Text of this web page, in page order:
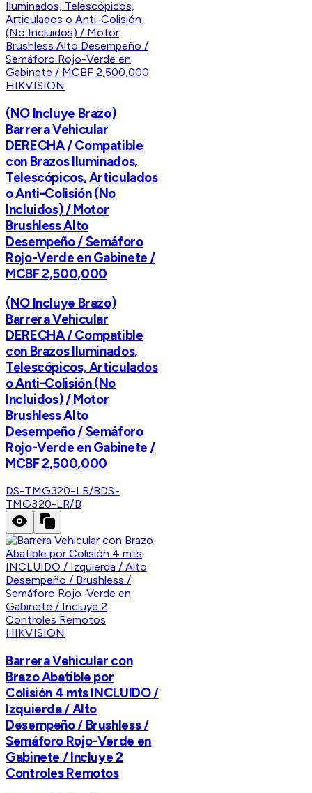
HIKVISION
(NO Incluye Brazo)
Barrera Vehicular
DERECHA / Compatible
con Brazos Iluminados,
Telescópicos, Articulados
o Anti-Colisión (No
Incluidos) / Motor
Brushless Alto
Desempeño / Semáforo
Rojo-Verde en Gabinete /
MCBF 2,500,000
(NO Incluye Brazo)
Barrera Vehicular
DERECHA / Compatible
con Brazos Iluminados,
Telescópicos, Articulados
o Anti-Colisión (No
Incluidos) / Motor
Brushless Alto
Desempeño / Semáforo
Rojo-Verde en Gabinete /
MCBF 2,500,000
DS-TMG320-LR/BDS-
TMG320-LR/B
HIKVISION
Barrera Vehicular con
Brazo Abatible por
Colisión 4 mts INCLUIDO /
Izquierda / Alto
Desempeño / Brushless /
Semáforo Rojo-Verde en
Gabinete / Incluye 2
Controles Remotos